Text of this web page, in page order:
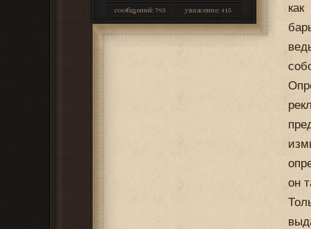
сообщений:793 уважение: +15
он